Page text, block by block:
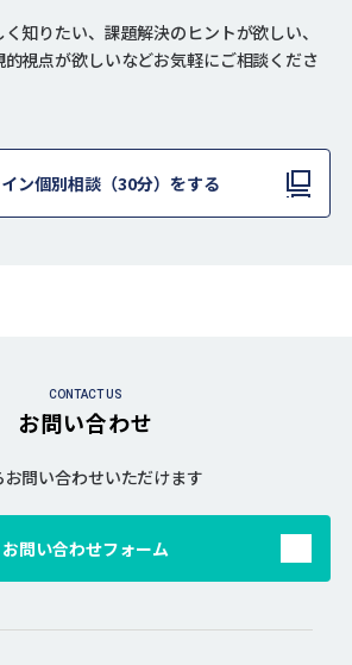
知りたい、課題解決のヒントが欲しい、
視点が欲しいなどお気軽にご相談くださ
ン個別相談（30分）をする
CONTACT US
お問い合わせ
問い合わせいただけます
お問い合わせフォーム